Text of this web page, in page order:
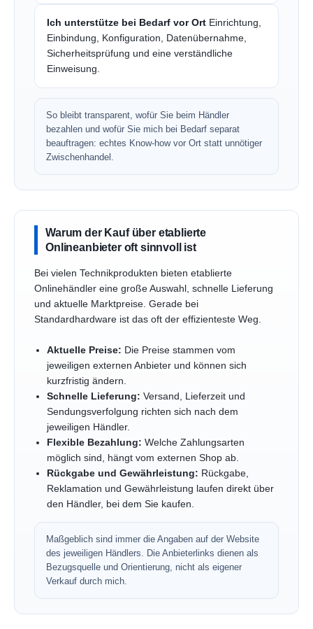
Ich unterstütze bei Bedarf vor Ort Einrichtung,
Einbindung, Konfiguration, Datenübernahme,
Sicherheitsprüfung und eine verständliche
Einweisung.
So bleibt transparent, wofür Sie beim Händler
bezahlen und wofür Sie mich bei Bedarf separat
beauftragen: echtes Know-how vor Ort statt unnötiger
Zwischenhandel.
Warum der Kauf über etablierte
Onlineanbieter oft sinnvoll ist
Bei vielen Technikprodukten bieten etablierte
Onlinehändler eine große Auswahl, schnelle Lieferung
und aktuelle Marktpreise. Gerade bei
Standardhardware ist das oft der effizienteste Weg.
Aktuelle Preise: Die Preise stammen vom
jeweiligen externen Anbieter und können sich
kurzfristig ändern.
Schnelle Lieferung: Versand, Lieferzeit und
Sendungsverfolgung richten sich nach dem
jeweiligen Händler.
Flexible Bezahlung: Welche Zahlungsarten
möglich sind, hängt vom externen Shop ab.
Rückgabe und Gewährleistung: Rückgabe,
Reklamation und Gewährleistung laufen direkt über
den Händler, bei dem Sie kaufen.
Maßgeblich sind immer die Angaben auf der Website
des jeweiligen Händlers. Die Anbieterlinks dienen als
Bezugsquelle und Orientierung, nicht als eigener
Verkauf durch mich.